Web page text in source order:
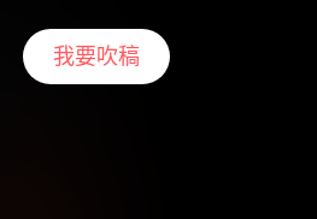
我要吹稿